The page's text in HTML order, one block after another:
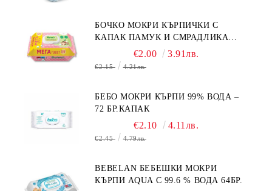
БОЧКО МОКРИ КЪРПИЧКИ С
КАПАК ПАМУК И СМРАДЛИКА
€2.00 3.91лв.
€2.15 4.21лв.
БЕБО МОКРИ КЪРПИ 99% ВОДА –
72 БР.КАПАК
€2.10 4.11лв.
€2.45 4.79лв.
BEBELAN БЕБЕШКИ МОКРИ
КЪРПИ AQUA С 99.6 % ВОДА 64БР.